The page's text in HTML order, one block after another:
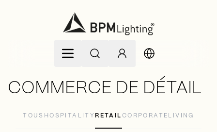
COMMERCE DE DÉTAIL
TOUS HOSPITALITY RETAIL CORPORATE LIVING